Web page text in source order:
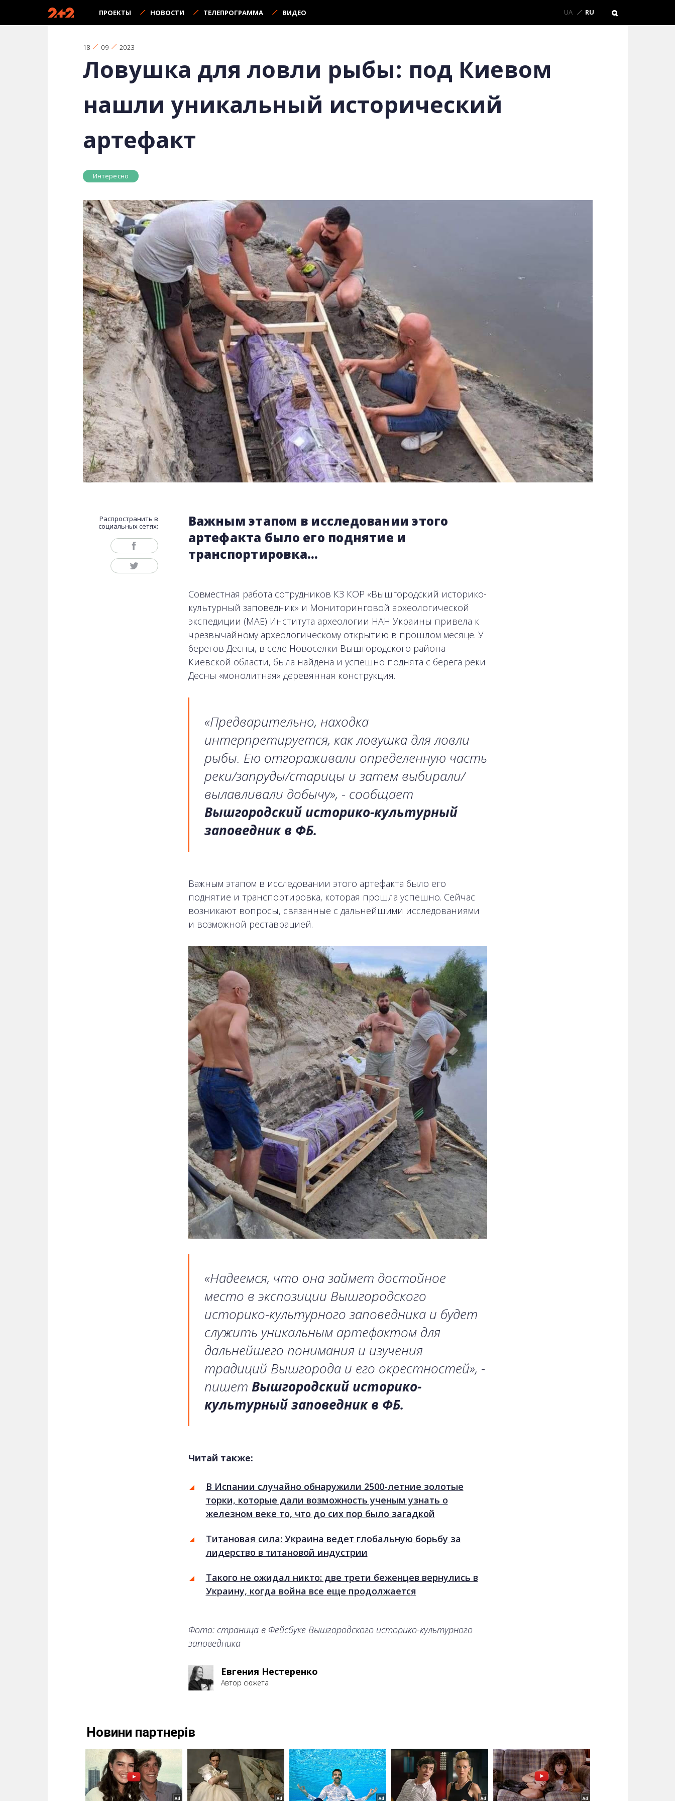
ПРОЕКТЫ НОВОСТИ ТЕЛЕПРОГРАММА ВИДЕО UA RU
18 09 2023
Ловушка для ловли рыбы: под Киевом
нашли уникальный исторический
артефакт
Интересно
Распространить в
социальных сетях:
Важным этапом в исследовании этого
артефакта было его поднятие и
транспортировка…
Совместная работа сотрудников КЗ КОР «Вышгородский историко-
культурный заповедник» и Мониторинговой археологической
экспедиции (МАЕ) Института археологии НАН Украины привела к
чрезвычайному археологическому открытию в прошлом месяце. У
берегов Десны, в селе Новоселки Вышгородского района
Киевской области, была найдена и успешно поднята с берега реки
Десны «монолитная» деревянная конструкция.
«Предварительно, находка
интерпретируется, как ловушка для ловли
рыбы. Ею отгораживали определенную часть
реки/запруды/старицы и затем выбирали/
вылавливали добычу», - сообщает
Вышгородский историко-культурный
заповедник в ФБ.
Важным этапом в исследовании этого артефакта было его
поднятие и транспортировка, которая прошла успешно. Сейчас
возникают вопросы, связанные с дальнейшими исследованиями
и возможной реставрацией.
«Надеемся, что она займет достойное
место в экспозиции Вышгородского
историко-культурного заповедника и будет
служить уникальным артефактом для
дальнейшего понимания и изучения
традиций Вышгорода и его окрестностей», -
пишет Вышгородский историко-
культурный заповедник в ФБ.
Читай также:
В Испании случайно обнаружили 2500-летние золотые
торки, которые дали возможность ученым узнать о
железном веке то, что до сих пор было загадкой
Титановая сила: Украина ведет глобальную борьбу за
лидерство в титановой индустрии
Такого не ожидал никто: две трети беженцев вернулись в
Украину, когда война все еще продолжается
Фото: страница в Фейсбуке Вышгородского историко-культурного
заповедника
Евгения Нестеренко
Автор сюжета